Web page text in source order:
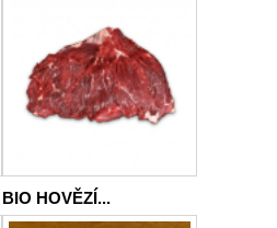
BIO HOVĚZÍ...